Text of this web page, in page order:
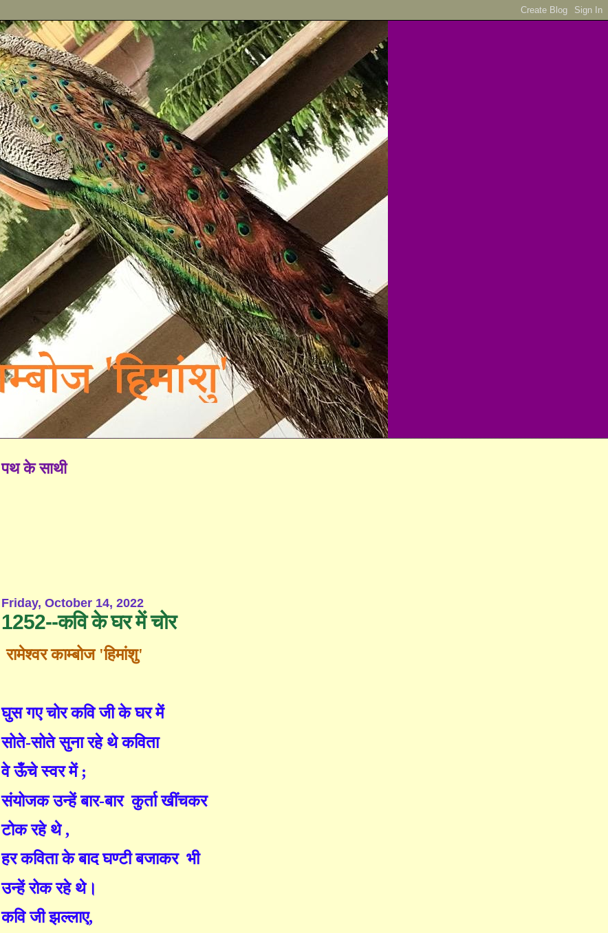
पथ के साथी
Friday, October 14, 2022
1252--कवि के घर में चोर
रामेश्वर काम्बोज 'हिमांशु'
घुस गए चोर कवि जी के घर में
सोते-सोते सुना रहे थे कविता
वे ऊँचे स्वर में ;
संयोजक उन्हें बार-बार कुर्ता खींचकर
टोक रहे थे ,
हर कविता के बाद घण्टी बजाकर भी
उन्हें रोक रहे थे।
कवि जी झल्लाए,